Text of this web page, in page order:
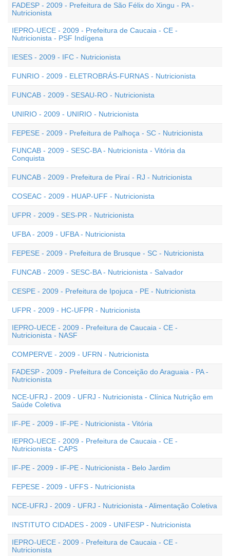
FADESP - 2009 - Prefeitura de São Félix do Xingu - PA -
Nutricionista
IEPRO-UECE - 2009 - Prefeitura de Caucaia - CE -
Nutricionista - PSF Indígena
IESES - 2009 - IFC - Nutricionista
FUNRIO - 2009 - ELETROBRÁS-FURNAS - Nutricionista
FUNCAB - 2009 - SESAU-RO - Nutricionista
UNIRIO - 2009 - UNIRIO - Nutricionista
FEPESE - 2009 - Prefeitura de Palhoça - SC - Nutricionista
FUNCAB - 2009 - SESC-BA - Nutricionista - Vitória da
Conquista
FUNCAB - 2009 - Prefeitura de Piraí - RJ - Nutricionista
COSEAC - 2009 - HUAP-UFF - Nutricionista
UFPR - 2009 - SES-PR - Nutricionista
UFBA - 2009 - UFBA - Nutricionista
FEPESE - 2009 - Prefeitura de Brusque - SC - Nutricionista
FUNCAB - 2009 - SESC-BA - Nutricionista - Salvador
CESPE - 2009 - Prefeitura de Ipojuca - PE - Nutricionista
UFPR - 2009 - HC-UFPR - Nutricionista
IEPRO-UECE - 2009 - Prefeitura de Caucaia - CE -
Nutricionista - NASF
COMPERVE - 2009 - UFRN - Nutricionista
FADESP - 2009 - Prefeitura de Conceição do Araguaia - PA -
Nutricionista
NCE-UFRJ - 2009 - UFRJ - Nutricionista - Clínica Nutrição em
Saúde Coletiva
IF-PE - 2009 - IF-PE - Nutricionista - Vitória
IEPRO-UECE - 2009 - Prefeitura de Caucaia - CE -
Nutricionista - CAPS
IF-PE - 2009 - IF-PE - Nutricionista - Belo Jardim
FEPESE - 2009 - UFFS - Nutricionista
NCE-UFRJ - 2009 - UFRJ - Nutricionista - Alimentação Coletiva
INSTITUTO CIDADES - 2009 - UNIFESP - Nutricionista
IEPRO-UECE - 2009 - Prefeitura de Caucaia - CE -
Nutricionista